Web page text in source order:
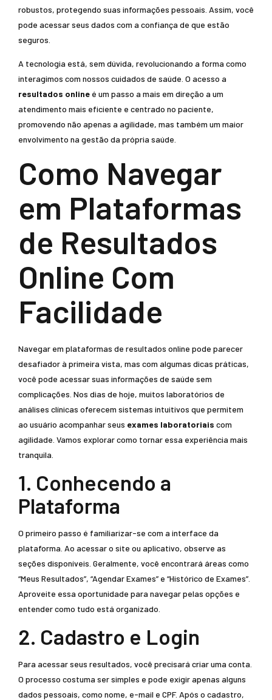
robustos, protegendo suas informações pessoais. Assim, você
pode acessar seus dados com a confiança de que estão
seguros.
A tecnologia está, sem dúvida, revolucionando a forma como
interagimos com nossos cuidados de saúde. O acesso a
resultados online é um passo a mais em direção a um
atendimento mais eficiente e centrado no paciente,
promovendo não apenas a agilidade, mas também um maior
envolvimento na gestão da própria saúde.
Como Navegar
em Plataformas
de Resultados
Online Com
Facilidade
Navegar em plataformas de resultados online pode parecer
desafiador à primeira vista, mas com algumas dicas práticas,
você pode acessar suas informações de saúde sem
complicações. Nos dias de hoje, muitos laboratórios de
análises clínicas oferecem sistemas intuitivos que permitem
ao usuário acompanhar seus exames laboratoriais com
agilidade. Vamos explorar como tornar essa experiência mais
tranquila.
1. Conhecendo a
Plataforma
O primeiro passo é familiarizar-se com a interface da
plataforma. Ao acessar o site ou aplicativo, observe as
seções disponíveis. Geralmente, você encontrará áreas como
“Meus Resultados”, “Agendar Exames” e “Histórico de Exames”.
Aproveite essa oportunidade para navegar pelas opções e
entender como tudo está organizado.
2. Cadastro e Login
Para acessar seus resultados, você precisará criar uma conta.
O processo costuma ser simples e pode exigir apenas alguns
dados pessoais, como nome, e-mail e CPF. Após o cadastro,